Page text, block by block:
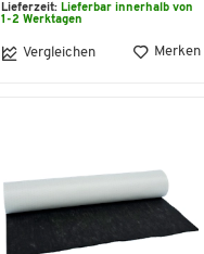
Lieferzeit: Lieferbar innerhalb von
1-2 Werktagen
Vergleichen Merken